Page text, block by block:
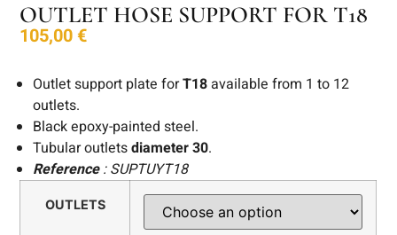
OUTLET HOSE SUPPORT FOR T18
105,00€
Outlet support plate forT18available from 1 to 12
outlets.
Black epoxy-painted steel.
Tubular outletsdiameter 30.
Reference: SUPTUYT18
OUTLETS